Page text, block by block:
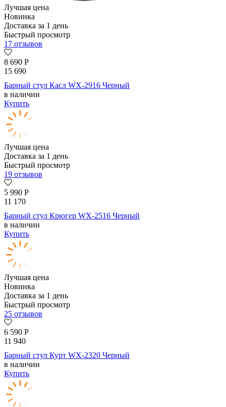
Лучшая цена
Новинка
Доставка за 1 день
Быстрый просмотр
17 отзывов
8 690 Р
15 690
Барный стул Касл WX-2916 Черный
в наличии
Купить
Лучшая цена
Доставка за 1 день
Быстрый просмотр
19 отзывов
5 990 Р
11 170
Барный стул Крюгер WX-2516 Черный
в наличии
Купить
Лучшая цена
Новинка
Доставка за 1 день
Быстрый просмотр
25 отзывов
6 590 Р
11 940
Барный стул Курт WX-2320 Черный
в наличии
Купить